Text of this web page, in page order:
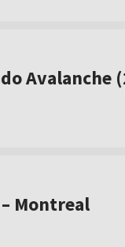
Avalanche
Montreal